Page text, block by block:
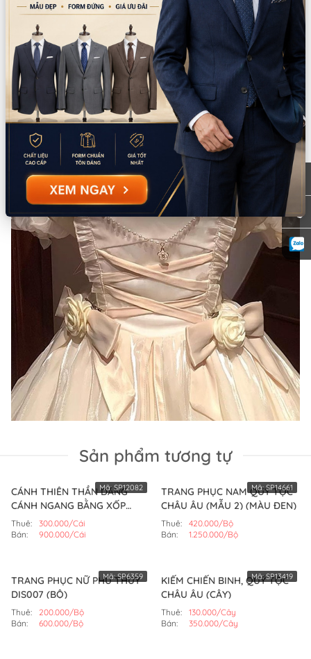
Sản phẩm tương tự
CÁNH THIÊN THẦN DÁNG
CÁNH NGANG BẰNG XỐP
(150CM)
Thuê:
300.000/Cái
Bán:
900.000/Cái
Mã:SP12082
TRANG PHỤC NAM QUÝ TỘC
CHÂU ÂU (MẪU 2) (MÀU ĐEN)
Thuê:
420.000/Bộ
Bán:
1.250.000/Bộ
Mã:SP14661
TRANG PHỤC NỮ PHÙ THUỶ
DIS007 (BỘ)
Thuê:
200.000/Bộ
Bán:
600.000/Bộ
Mã:SP6359
KIẾM CHIẾN BINH, QUÝ TỘC
CHÂU ÂU (CÂY)
Thuê:
130.000/Cây
Bán:
350.000/Cây
Mã:SP13419